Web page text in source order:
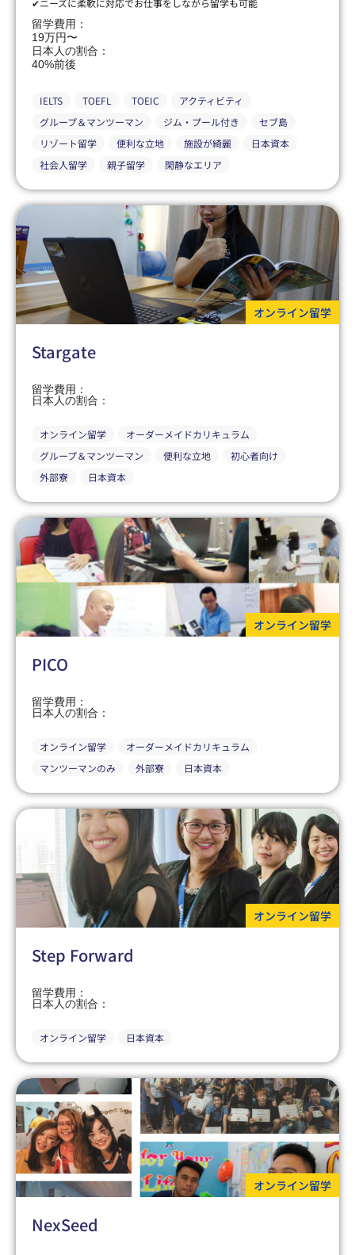
✔ニーズに柔軟に対応でお仕事をしながら留学も可能
留学費用：
19万円〜
日本人の割合：
40%前後
IELTS TOEFL TOEIC
アクティビティ
グループ＆マンツーマン
ジム・プール付き
セブ島
リゾート留学
便利な立地 施設が綺麗
日本資本
社会人留学
親子留学 閑静なエリア
オンライン留学
Stargate
留学費用：
日本人の割合：
オンライン留学
オーダーメイドカリキュラム
グループ＆マンツーマン
便利な立地
初心者向け
外部寮
日本資本
オンライン留学
PICO
留学費用：
日本人の割合：
オンライン留学
オーダーメイドカリキュラム
マンツーマンのみ
外部寮 日本資本
オンライン留学
Step Forward
留学費用：
日本人の割合：
オンライン留学 日本資本
オンライン留学
NexSeed